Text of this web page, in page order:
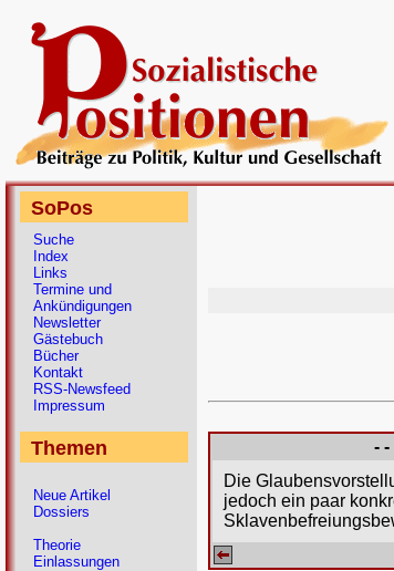
- -
Die
jedoch ein paar
SoPos
Suche
Index
Links
Termine und
Ankündigungen
Newsletter
Gästebuch
Bücher
Kontakt
RSS-Newsfeed
Impressum
Themen
Neue Artikel
Dossiers
Theorie
Einlassungen